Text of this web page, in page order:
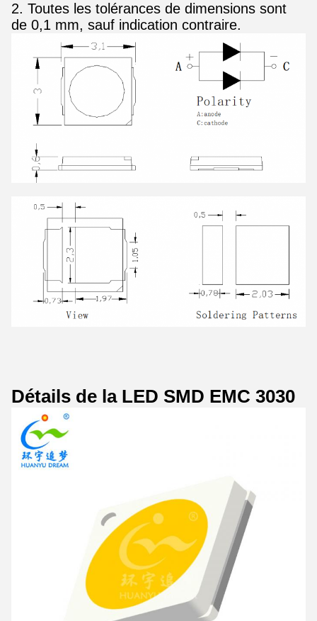
2. Toutes les tolérances de dimensions sont
de 0,1 mm, sauf indication contraire.
Détails de la LED SMD EMC 3030